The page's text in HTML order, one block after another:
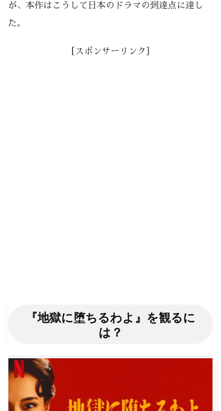
が、本作はこうして日本のドラマの到達点に達し
た。
［スポンサーリンク］
『地獄に堕ちるわよ』を観るに
は？